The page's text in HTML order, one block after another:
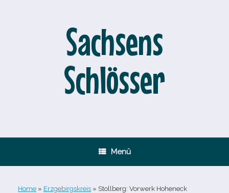
Sachsens
Schlösser
Menü
Home » Erzgebirgskreis » Stollberg: Vorwerk Hoheneck